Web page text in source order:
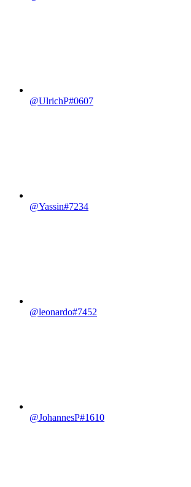
@UlrichP#0607
@Yassin#7234
@leonardo#7452
@JohannesP#1610